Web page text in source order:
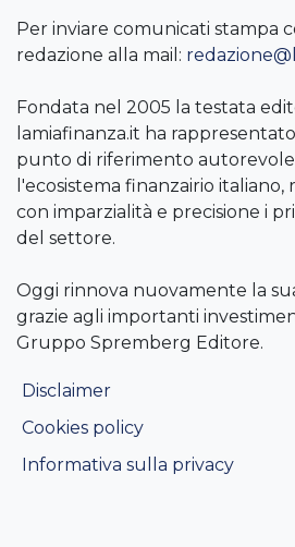
Per inviare comunicati stampa
redazione alla mail:
Fondata nel 2005 la testata
lamiafinanza.it ha
punto di riferimento
l'ecosistema finanzairio
con imparzialità e precisione i
del settore.
Oggi rinnova nuovamente la
grazie agli importanti
Gruppo Spremberg Editore.
Disclaimer
Cookies policy
Informativa sulla privacy